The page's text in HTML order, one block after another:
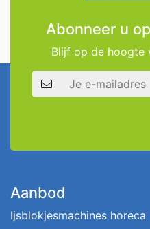
Abonneer u
Blijf op de hoogte
E-mailadres
Aanbod
Ijsblokjesmachines horeca